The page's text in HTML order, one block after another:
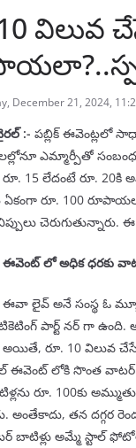
విలువ
December 21, 2024,
:- పబ్లిక్ ఈవెంట్లలో
ఎమ్మార్పీతో
రూ. 15 లేదంటే రూ.
రూ. 100
నిప్పులు
లో అధిక ధరకు
లైవ్ అనే సంస్థ ఓ
పార్ట్ నర్ గా ఉంది.
అయితే, రూ. 10 విలువ
ఈవెంట్ లోకి సొంత వాటర్
రూ. 100కు
అంతేకాదు, తన దగ్గర
బాటిళ్లు అమ్మే స్టాల్